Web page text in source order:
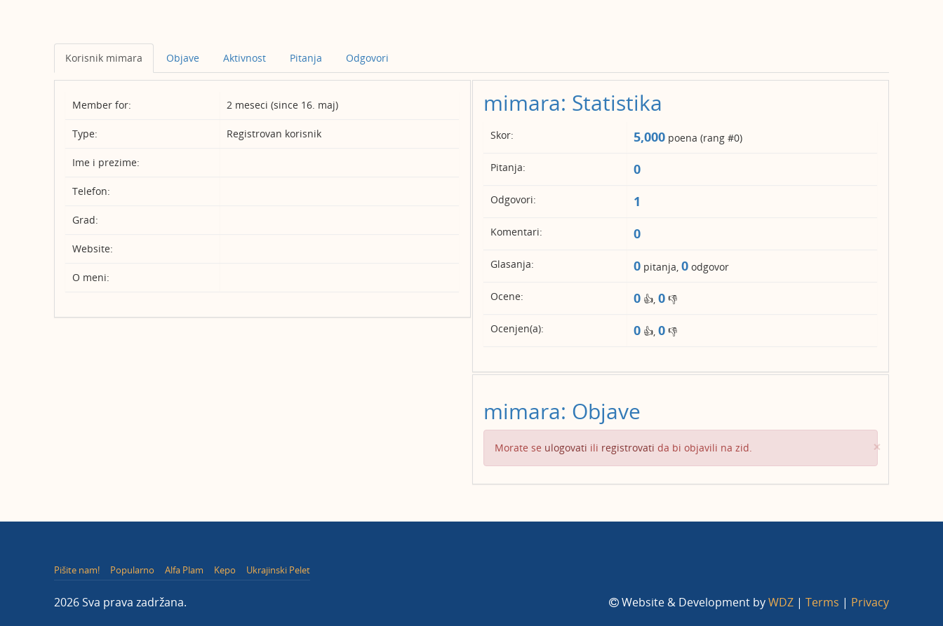
Korisnik mimara Objave Aktivnost Pitanja Odgovori
Member for: 2 meseci (since 16. maj)
Type: Registrovan korisnik
Ime i prezime:
Telefon:
Grad:
Website:
O meni:
mimara: Statistika
Skor: 5,000 poena (rang #0)
Pitanja: 0
Odgovori: 1
Komentari: 0
Glasanja: 0 pitanja,0 odgovor
Ocene: 0 👍,0 👎
Ocenjen(a): 0 👍,0 👎
mimara: Objave
Morate se ulogovati ili registrovati da bi objavili na zid. ×
Pišite nam! Popularno Alfa Plam Kepo Ukrajinski Pelet
2026 Sva prava zadržana. Website & Development byWDZ | Terms | Privacy